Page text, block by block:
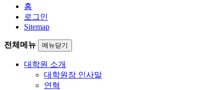
홈
로그인
Sitemap
전체메뉴 메뉴닫기
대학원 소개
대학원장 인사말
연혁